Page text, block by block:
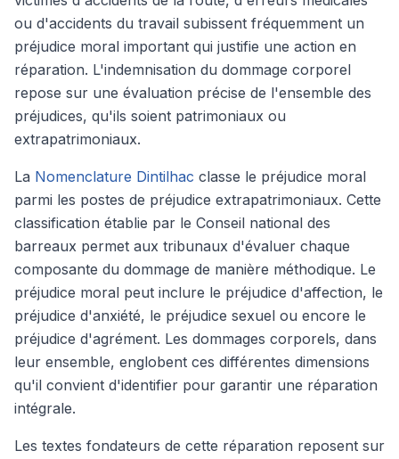
ou d'accidents du travail subissent fréquemment un
préjudice moral important qui justifie une action en
réparation. L'indemnisation du dommage corporel
repose sur une évaluation précise de l'ensemble des
préjudices, qu'ils soient patrimoniaux ou
extrapatrimoniaux.
La Nomenclature Dintilhac classe le préjudice moral
parmi les postes de préjudice extrapatrimoniaux. Cette
classification établie par le Conseil national des
barreaux permet aux tribunaux d'évaluer chaque
composante du dommage de manière méthodique. Le
préjudice moral peut inclure le préjudice d'affection, le
préjudice d'anxiété, le préjudice sexuel ou encore le
préjudice d'agrément. Les dommages corporels, dans
leur ensemble, englobent ces différentes dimensions
qu'il convient d'identifier pour garantir une réparation
intégrale.
Les textes fondateurs de cette réparation reposent sur